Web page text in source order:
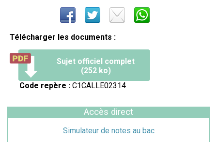
Télécharger les documents :
Sujet officiel complet
(252 ko)
Code repère : C1CALLE02314
Accès direct
Simulateur de notes au bac